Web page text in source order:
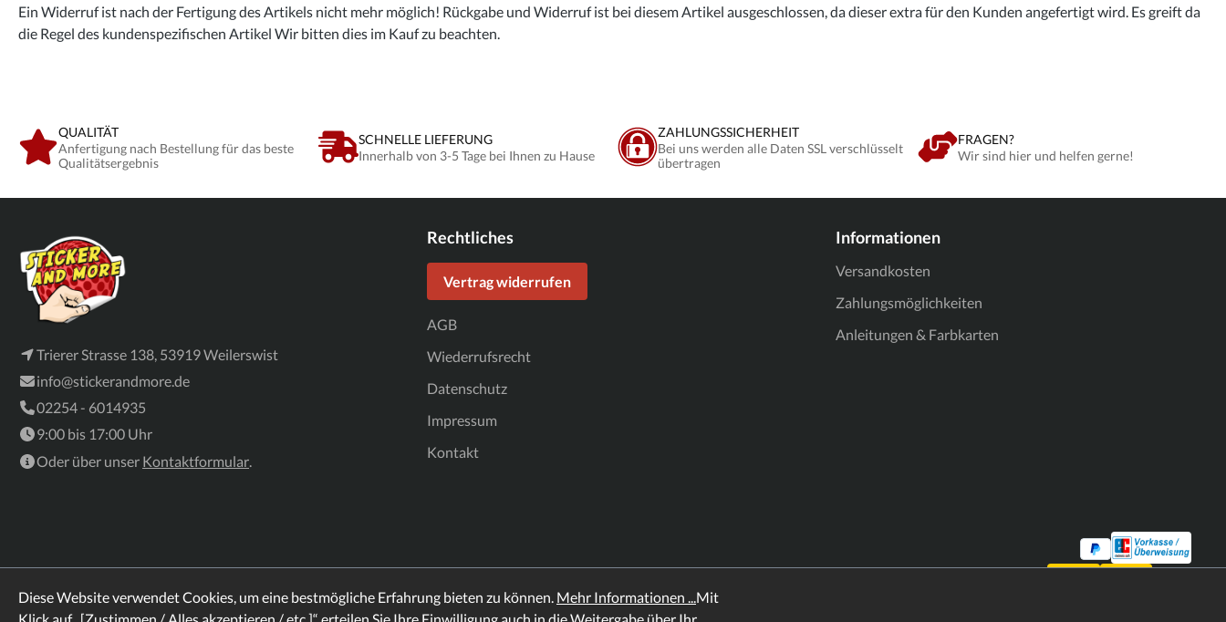
Ein Widerruf ist nach der Fertigung des Artikels nicht mehr möglich! Rückgabe und Widerruf ist bei diesem Artikel ausgeschlossen, da dieser extra für den Kunden angefertigt wird. Es greift da
die Regel des kundenspezifischen Artikel Wir bitten dies im Kauf zu beachten.
QUALITÄT
Anfertigung nach Bestellung für das beste
Qualitätsergebnis
SCHNELLE LIEFERUNG
Innerhalb von 3-5 Tage bei Ihnen zu Hause
ZAHLUNGSSICHERHEIT
Bei uns werden alle Daten SSL verschlüsselt
übertragen
FRAGEN?
Wir sind hier und helfen gerne!
Trierer Strasse 138, 53919 Weilerswist
info@stickerandmore.de
02254 - 6014935
9:00 bis 17:00 Uhr
Oder über unser Kontaktformular.
Rechtliches
Vertrag widerrufen
AGB
Wiederrufsrecht
Datenschutz
Impressum
Kontakt
Informationen
Versandkosten
Zahlungsmöglichkeiten
Anleitungen & Farbkarten
Diese Website verwendet Cookies, um eine bestmögliche Erfahrung bieten zu können. Mehr Informationen ...Mit